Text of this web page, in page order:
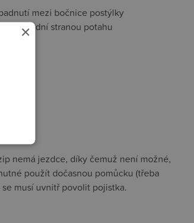
mezi bočnice postýlky
spodní stranou potahu
nemá jezdce, díky čemuž není možné,
použít dočasnou pomůcku (třeba
musí uvnitř povolit pojistka.
×